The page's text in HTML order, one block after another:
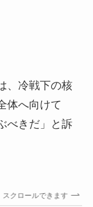
、冷戦下の核
体へ向けて
べきだ」と訴
スクロールできます